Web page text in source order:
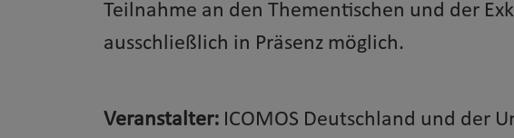
Teilnahme an den Thementischen und der
ausschließlich in Präsenz möglich.
Veranstalter: ICOMOS Deutschland und der